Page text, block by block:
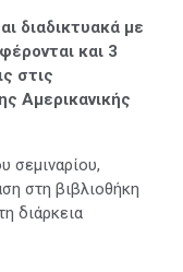
διαδικτυακά με
και 3
στις
Αμερικανικής
σεμιναρίου,
στη βιβλιοθήκη
διάρκεια